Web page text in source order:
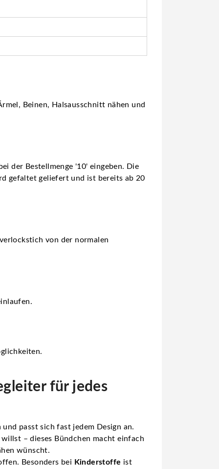
Beinen, Halsausschnitt nähen und
der Bestellmenge '10' eingeben. Die
gefaltet geliefert und ist bereits ab 20
von der normalen
für jedes
passt sich fast jedem Design an.
– dieses Bündchen macht einfach
wünscht.
Besonders bei Kinderstoffe ist